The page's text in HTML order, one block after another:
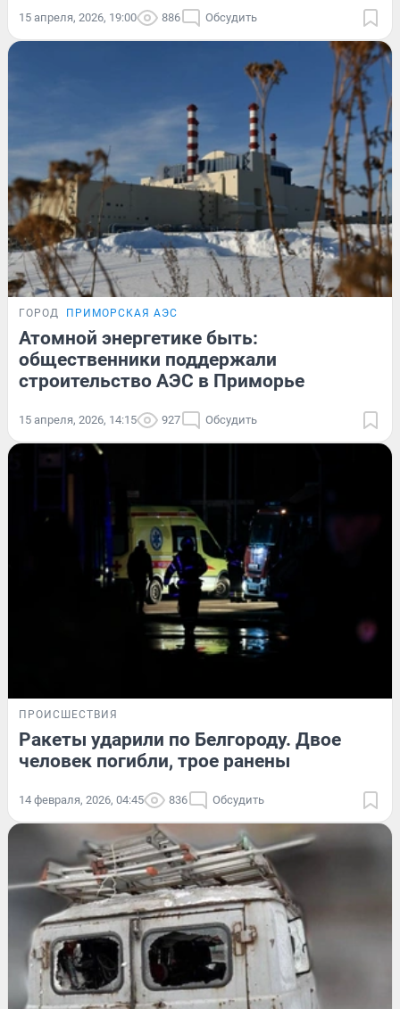
15 апреля, 2026, 19:00 886 Обсудить
ГОРОД ПРИМОРСКАЯ АЭС
Атомной энергетике быть:
общественники поддержали
строительство АЭС в Приморье
15 апреля, 2026, 14:15 927 Обсудить
ПРОИСШЕСТВИЯ
Ракеты ударили по Белгороду. Двое
человек погибли, трое ранены
14 февраля, 2026, 04:45 836 Обсудить